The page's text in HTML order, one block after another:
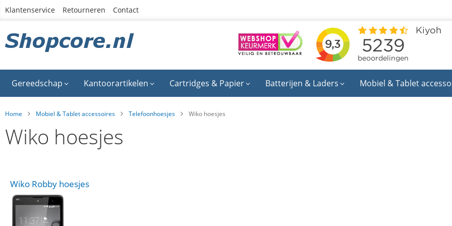
Ga
inhoud
Klantenservice Retourneren Contact
Gereedschap Kantoorartikelen Cartridges & Papier Batterijen & Laders Mobiel & Tablet
Home Mobiel & Tablet accessoires Telefoonhoesjes Wiko hoesjes
Wiko hoesjes
Wiko Robby hoesjes